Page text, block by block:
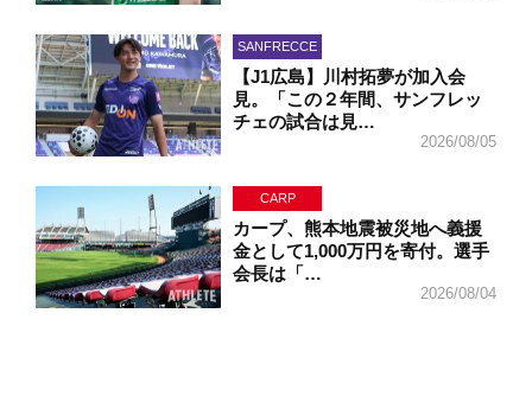
SANFRECCE
【J1広島】川村拓夢が加入会
見。「この２年間、サンフレッ
チェの試合は見…
2026/08/05
CARP
カープ、熊本地震被災地へ義援
金として1,000万円を寄付。選手
会長は「…
2026/08/04